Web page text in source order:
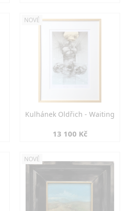
NOVÉ
Kulhánek Oldřich - Waiting
13 100 Kč
NOVÉ